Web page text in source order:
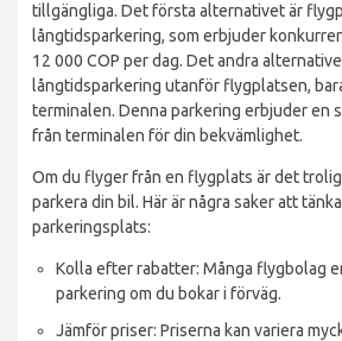
tillgängliga. Det första alternativet är
långtidsparkering, som erbjuder
12 000 COP per dag. Det andra
långtidsparkering utanför flygplatsen,
terminalen. Denna parkering erbjuder en
från terminalen för din bekvämlighet.
Om du flyger från en flygplats är det
parkera din bil. Här är några saker att
parkeringsplats:
Kolla efter rabatter: Många flygbolag
parkering om du bokar i förväg.
Jämför priser: Priserna kan variera